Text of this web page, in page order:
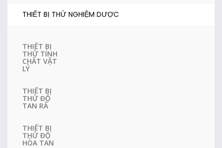
THIẾT BỊ THỬ NGHIỆM DƯỢC
THIẾT BỊ
THỬ TÍNH
CHẤT VẬT
LÝ
THIẾT BỊ
THỬ ĐỘ
TAN RÃ
THIẾT BỊ
THỬ ĐỘ
HÒA TAN